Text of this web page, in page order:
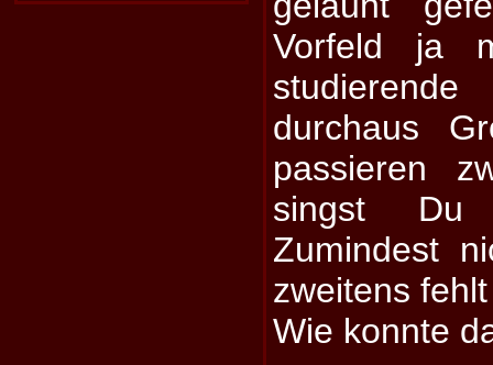
Vorfeld ja
durchaus
passieren
singst
Zumindest
zweitens
Wie konnte